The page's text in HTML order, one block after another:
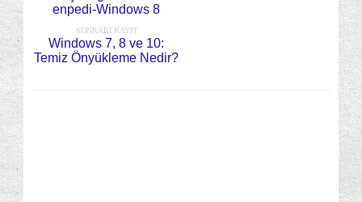
enpedi-Windows 8
SONRAKI KAYIT
Windows 7, 8 ve 10:
Temiz Önyükleme Nedir?